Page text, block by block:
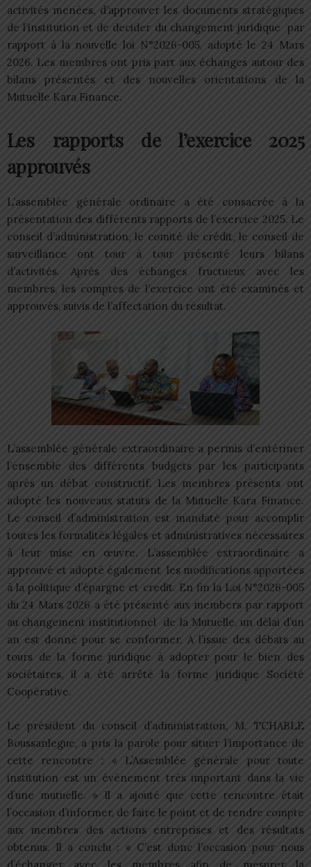
activités menées, d’approuver les documents stratégiques
de l’institution et de decider du changement juridique par
rapport à la nouvelle loi N°2026-005, adopté le 24 Mars
2026. Les membres ont pris part aux échanges autour des
bilans présentés et des nouvelles orientations de la
Mutuelle Kara Finance.
Les rapports de l’exercice 2025
approuvés
L’assemblée générale ordinaire a été consacrée à la
présentation des différents rapports de l’exercice 2025. Le
conseil d’administration, le comité de crédit, le conseil de
surveillance ont tour à tour présenté leurs bilans
d’activités. Après des échanges fructueux avec les
membres, les comptes de l’exercice ont été examinés et
approuvés, suivis de l’affectation du résultat.
L’assemblée générale extraordinaire a permis d’entériner
l’ensemble des différents budgets par les participants
après un débat constructif. Les membres présents ont
adopté les nouveaux statuts de la Mutuelle Kara Finance.
Le conseil d’administration est mandaté pour accomplir
toutes les formalités légales et administratives nécessaires
à leur mise en œuvre. L’assemblée extraordinaire a
approuvé et adopté également les modifications apportées
à la politique d’épargne et credit. En fin la Loi N°2026-005
du 24 Mars 2026 a été présenté aux members par rapport
au changement institutionnel de la Mutuelle, un délai d’un
an est donné pour se conformer. A l’issue des débats au
tours de la forme juridique à adopter pour le bien des
sociétaires, il a été arrêté la forme juridique Société
Coopérative.
Le président du conseil d’administration, M. TCHABLE
Boussanlegue, a pris la parole pour situer l’importance de
cette rencontre : « L’Assemblée générale pour toute
institution est un évènement très important dans la vie
d’une mutuelle. » Il a ajouté que cette rencontre était
l’occasion d’informer, de faire le point et de rendre compte
aux membres des actions entreprises et des résultats
obtenus. Il a conclu : « C’est donc l’occasion pour nous
d’échanger avec les membres afin de mesurer la